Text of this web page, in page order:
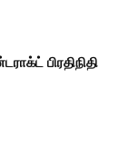
பிரதிநிதி